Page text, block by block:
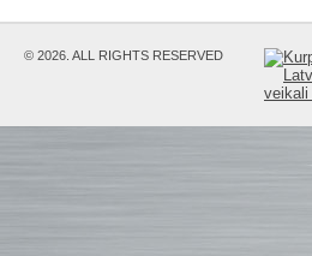
© 2026. ALL RIGHTS RESERVED